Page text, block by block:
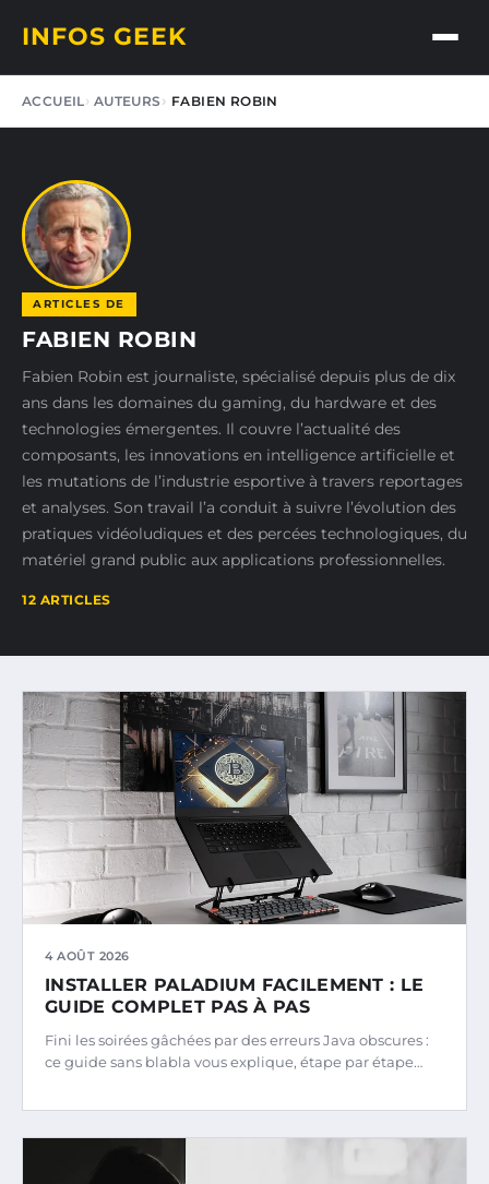
INFOS GEEK
ACCUEIL AUTEURS FABIEN ROBIN
ARTICLES DE
FABIEN ROBIN
Fabien Robin est journaliste, spécialisé depuis plus de dix
ans dans les domaines du gaming, du hardware et des
technologies émergentes. Il couvre l’actualité des
composants, les innovations en intelligence artificielle et
les mutations de l’industrie esportive à travers reportages
et analyses. Son travail l’a conduit à suivre l’évolution des
pratiques vidéoludiques et des percées technologiques, du
matériel grand public aux applications professionnelles.
12 ARTICLES
4 AOÛT 2026
INSTALLER PALADIUM FACILEMENT : LE
GUIDE COMPLET PAS À PAS
Fini les soirées gâchées par des erreurs Java obscures :
ce guide sans blabla vous explique, étape par étape…